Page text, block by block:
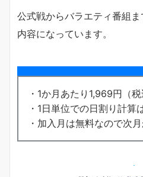
公式戦からバラエティ番組
内容になっています。
・1か月あたり1,969円（税
・1日単位での日割り計算
・加入月は無料なので次